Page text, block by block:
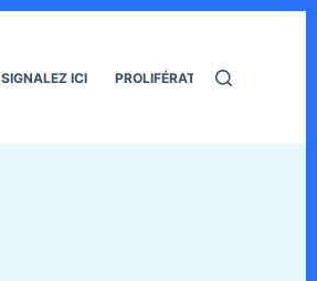
SIGNALEZ ICI PROLIFÉRATION DES RATS